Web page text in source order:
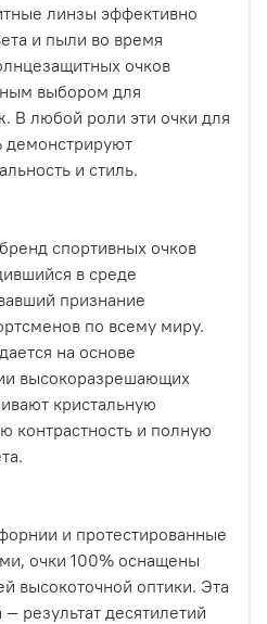
линзы эффективно
и пыли во время
очков
выбором для
В любой роли эти очки для
демонстрируют
и стиль.
спортивных очков
в среде
признание
по всему миру.
на основе
высокоразрешающих
кристальную
контрастность и полную
и протестированные
очки 100% оснащены
высокоточной оптики. Эта
результат десятилетий